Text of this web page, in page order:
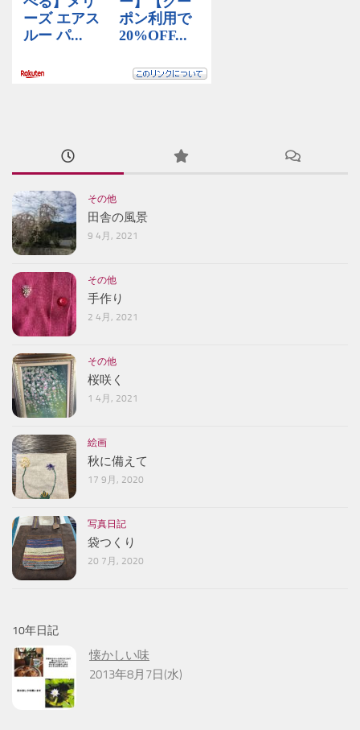
その他
田舎の風景
9 4月, 2021
その他
手作り
2 4月, 2021
その他
桜咲く
1 4月, 2021
絵画
秋に備えて
17 9月, 2020
写真日記
袋つくり
20 7月, 2020
10年日記
懐かしい味
2013年8月7日(水)